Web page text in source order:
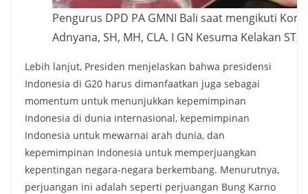
Pengurus DPD PA GMNI Bali saat mengikuti
Adnyana, SH, MH, CLA. I GN Kesuma Kelakan
Lebih lanjut, Presiden menjelaskan bahwa presidensi
Indonesia di G20 harus dimanfaatkan juga sebagai
momentum untuk menunjukkan kepemimpinan
Indonesia di dunia internasional, kepemimpinan
Indonesia untuk mewarnai arah dunia, dan
kepemimpinan Indonesia untuk memperjuangkan
kepentingan negara-negara berkembang. Menurutnya,
perjuangan ini adalah seperti perjuangan Bung Karno